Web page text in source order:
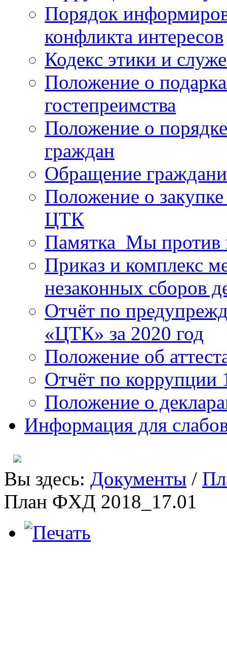
Порядок
конфликта интересов
Кодекс этики и
Положение о
гостепреимства
Положение о
граждан
Обращение
Положение о
ЦТК
Памятка_Мы против
Приказ и комплекс
незаконных сборов
Отчёт по
«ЦТК» за 2020 год
Положение об
Отчёт по коррупции
Положение о
Информация для
Вы здесь: Документы /
План ФХД 2018_17.01